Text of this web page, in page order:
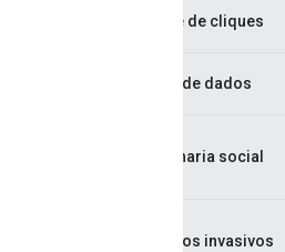
Fraude de cliques
Coleta de dados
Engenharia social
Anúncios invasivos